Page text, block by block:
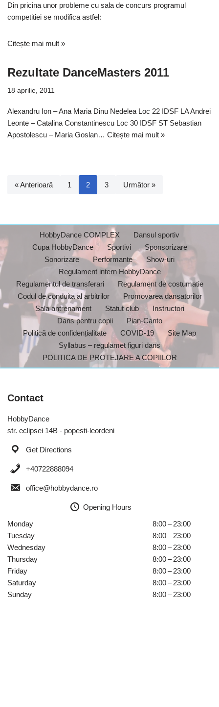
c
b
o
k
k
dI
d
t
tt
at
p
e
p
k
ta
ă
Din pricina unor probleme cu sala de concurs programul
competitiei se modifica astfel:
Citește mai mult »
Rezultate DanceMasters 2011
18 aprilie, 2011
Alexandru Ion – Ana Maria Dinu Nedelea Loc 22 IDSF LA Andrei
Leonte – Catalina Constantinescu Loc 30 IDSF ST Sebastian
Apostolescu – Maria Goslan… Citește mai mult »
« Anterioară 1 2 3 Următor »
HobbyDance COMPLEX
Dansul sportiv
Cupa HobbyDance
Sportivi
Sponsorizare
Sonorizare
Performante
Show-uri
Regulament intern HobbyDance
Regulamentul de transferari
Regulament de costumatie
Codul de conduita al arbitrilor
Promovarea dansatorilor
Sala antrenament
Statut club
Instructori
Dans pentru copii
Pian-Canto
Politică de confidențialitate
COVID-19
Site Map
Syllabus – regulamet figuri dans
POLITICA DE PROTEJARE A COPIILOR
Contact
HobbyDance
str. eclipsei 14B - popesti-leordeni
Get Directions
+40722888094
office@hobbydance.ro
Opening Hours
Monday
8:00 – 23:00
Tuesday
8:00 – 23:00
Wednesday
8:00 – 23:00
Thursday
8:00 – 23:00
Friday
8:00 – 23:00
Saturday
8:00 – 23:00
Sunday
8:00 – 23:00